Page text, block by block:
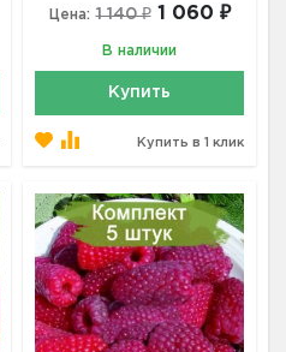
Цена: 1 140 ₽ 1 060 ₽
В наличии
Купить
Купить в 1 клик